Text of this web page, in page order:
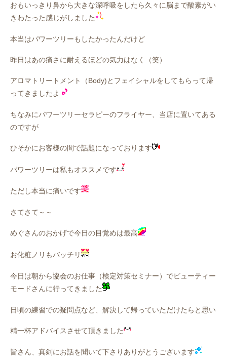
おもいっきり鼻から大きな深呼吸をしたら久々に脳まで酸素がい
きわたった感じがしました
本当はパワーツリーもしたかったんだけど
昨日はあの痛さに耐えるほどの気力はなく（笑）
アロマトリートメント（Body)とフェイシャルをしてもらって帰
ってきましたよ
ちなみにパワーツリーセラピーのフライヤー、当店に置いてある
のですが
ひそかにお客様の間で話題になっております
パワーツリーは私もオススメです
ただし本当に痛いです
さてさて～～
めぐさんのおかげで今日の目覚めは最高
お化粧ノリもバッチリ
今日は朝から協会のお仕事（検定対策セミナー）でビューティー
モードさんに行ってきました
日頃の練習での疑問点など、解決して帰っていただけたらと思い
精一杯アドバイスさせて頂きました
皆さん、真剣にお話を聞いて下さりありがとうございます